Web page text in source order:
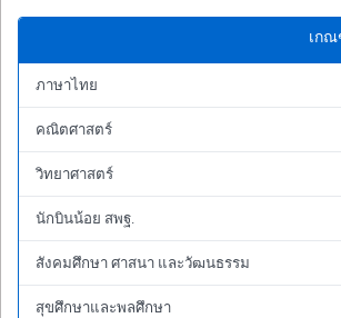
เก
ภาษาไทย
คณิตศาสตร์
วิทยาศาสตร์
นักบินน้อย สพฐ.
สังคมศึกษา ศาสนา และวัฒนธรรม
สุขศึกษาและพลศึกษา